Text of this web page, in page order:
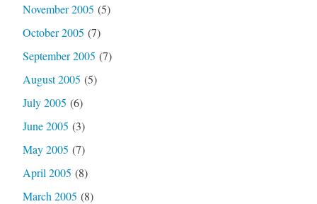
November 2005 (5)
October 2005 (7)
September 2005 (7)
August 2005 (5)
July 2005 (6)
June 2005 (3)
May 2005 (7)
April 2005 (8)
March 2005 (8)